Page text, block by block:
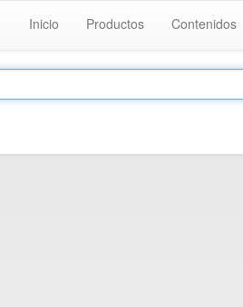
Inicio Productos Contenidos